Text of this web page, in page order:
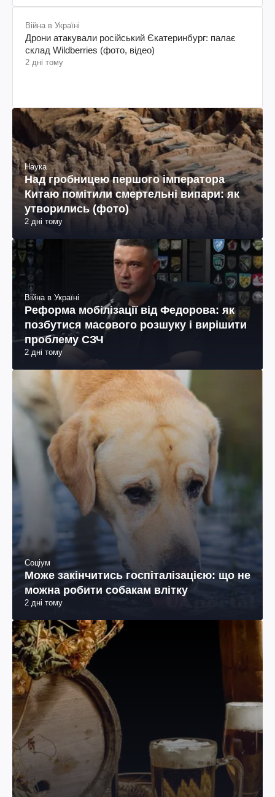
Війна в Україні
Дрони атакували російський Єкатеринбург: палає
склад Wildberries (фото, відео)
2 дні тому
Наука
Над гробницею першого імператора
Китаю помітили смертельні випари: як
утворились (фото)
2 дні тому
Війна в Україні
Реформа мобілізації від Федорова: як
позбутися масового розшуку і вирішити
проблему СЗЧ
2 дні тому
Соціум
Може закінчитись госпіталізацією: що не
можна робити собакам влітку
2 дні тому